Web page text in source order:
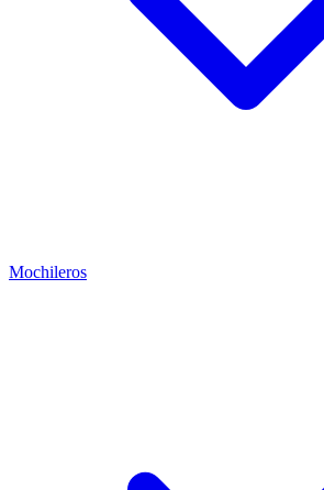
Mochileros